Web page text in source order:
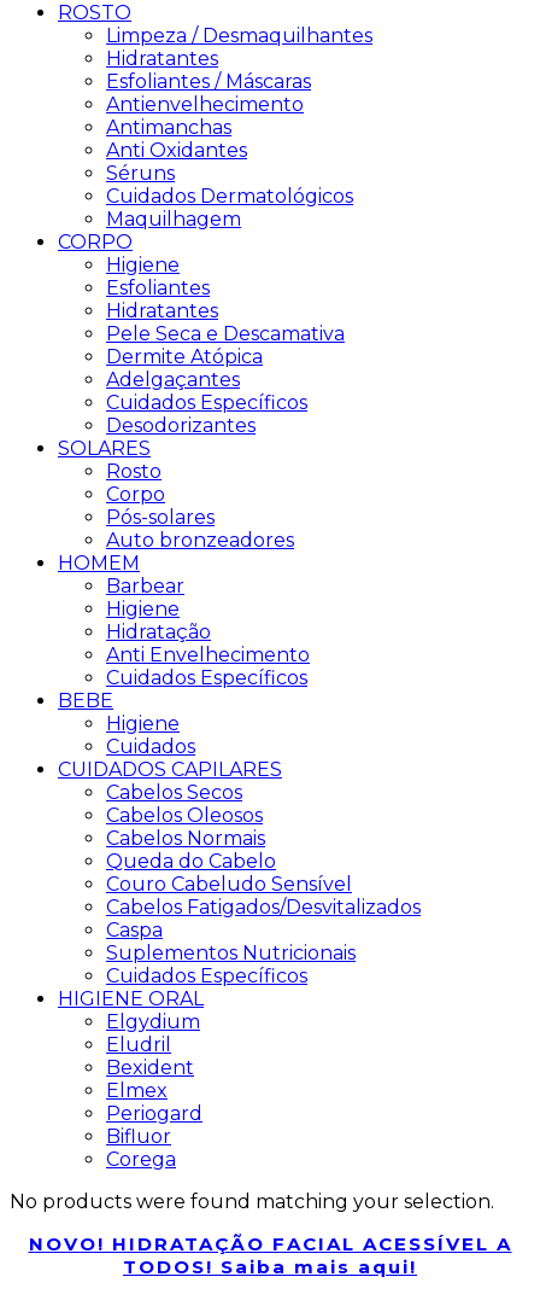
ROSTO
Limpeza / Desmaquilhantes
Hidratantes
Esfoliantes / Máscaras
Antienvelhecimento
Antimanchas
Anti Oxidantes
Séruns
Cuidados Dermatológicos
Maquilhagem
CORPO
Higiene
Esfoliantes
Hidratantes
Pele Seca e Descamativa
Dermite Atópica
Adelgaçantes
Cuidados Específicos
Desodorizantes
SOLARES
Rosto
Corpo
Pós-solares
Auto bronzeadores
HOMEM
Barbear
Higiene
Hidratação
Anti Envelhecimento
Cuidados Específicos
BEBE
Higiene
Cuidados
CUIDADOS CAPILARES
Cabelos Secos
Cabelos Oleosos
Cabelos Normais
Queda do Cabelo
Couro Cabeludo Sensível
Cabelos Fatigados/Desvitalizados
Caspa
Suplementos Nutricionais
Cuidados Específicos
HIGIENE ORAL
Elgydium
Eludril
Bexident
Elmex
Periogard
Bifluor
Corega
No products were found matching your selection.
NOVO! HIDRATAÇÃO FACIAL ACESSÍVEL A
TODOS! Saiba mais aqui!